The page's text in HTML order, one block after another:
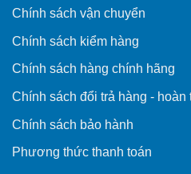
Chính sách vận chuyển
Chính sách kiểm hàng
Chính sách hàng chính hãng
Chính sách đổi trả hàng - hoàn
Chính sách bảo hành
Phương thức thanh toán